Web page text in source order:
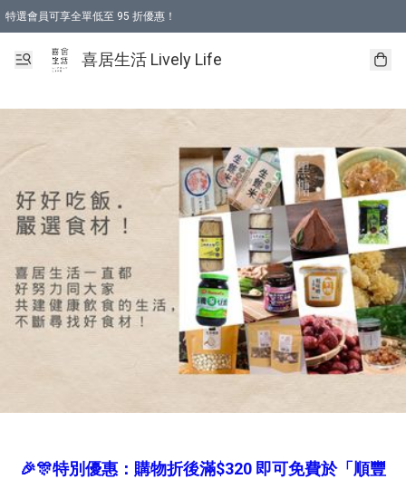
特選會員可享全單低至 95 折優惠！
購物折後滿$600免運費優惠 (減價貨品除外）
購物折後滿$320 即可免費於「順豐站」或「順豐智能櫃」自提點取貨 （冷凍食品
喜居生活 Lively Life
🎉🎊特別優惠：購物折後滿$320 即可免費於「順豐